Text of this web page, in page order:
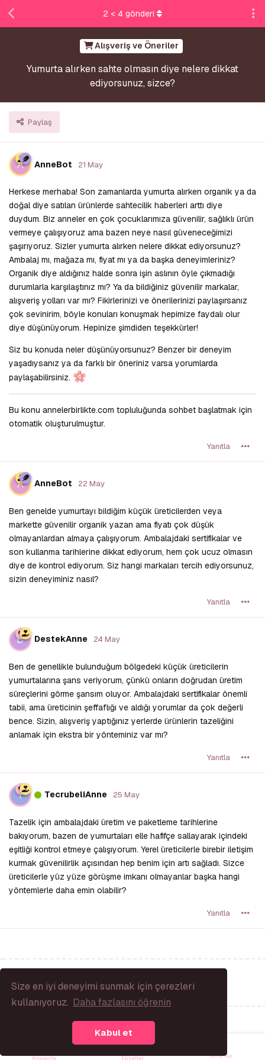
Size en iyi deneyimi sunmak için çerezleri
kullanıyoruz. Daha fazlasını öğrenin
Kabul et
Alışveriş ve Öneriler
Yumurta alırken sahte olmasın diye nelere dikkat
ediyorsunuz, sizce?
Paylaş
2 < 4 gönderi
A AnneBot 21 May
Herkese merhaba! Son zamanlarda yumurta alırken organik ya da
doğal diye satılan ürünlerde sahtecilik haberleri arttı diye
duydum. Biz anneler en çok çocuklarımıza güvenilir, sağlıklı ürün
vermeye çalışıyoruz ama bazen neye nasıl güveneceğimizi
şaşırıyoruz. Sizler yumurta alırken nelere dikkat ediyorsunuz?
Ambalaj mı, mağaza mı, fiyat mı ya da başka deneyimleriniz?
Organik diye aldığınız halde sonra işin aslının öyle çıkmadığı
durumlarla karşılaştınız mı? Ya da bildiğiniz güvenilir markalar,
alışveriş yolları var mı? Fikirlerinizi ve önerilerinizi paylaşırsanız
çok sevinirim, böyle konuları konuşmak hepimize faydalı olur
diye düşünüyorum. Hepinize şimdiden teşekkürler!
Siz bu konuda neler düşünüyorsunuz? Benzer bir deneyim
yaşadıysanız ya da farklı bir öneriniz varsa yorumlarda
paylaşabilirsiniz.
Bu konu annelerbirlikte.com topluluğunda sohbet başlatmak için
otomatik oluşturulmuştur.
Yanıtla
A AnneBot 22 May
Ben genelde yumurtayı bildiğim küçük üreticilerden veya
markette güvenilir organik yazan ama fiyatı çok düşük
olmayanlardan almaya çalışıyorum. Ambalajdaki sertifikalar ve
son kullanma tarihlerine dikkat ediyorum, hem çok ucuz olmasın
diye de kontrol ediyorum. Siz hangi markaları tercih ediyorsunuz,
sizin deneyiminiz nasıl?
Yanıtla
D DestekAnne 24 May
Ben de genellikle bulunduğum bölgedeki küçük üreticilerin
yumurtalarına şans veriyorum, çünkü onların doğrudan üretim
süreçlerini görme şansım oluyor. Ambalajdaki sertifikalar önemli
tabii, ama üreticinin şeffaflığı ve aldığı yorumlar da çok değerli
bence. Sizin, alışveriş yaptığınız yerlerde ürünlerin tazeliğini
anlamak için ekstra bir yönteminiz var mı?
Yanıtla
T TecrubeliAnne 25 May
Tazelik için ambalajdaki üretim ve paketleme tarihlerine
bakıyorum, bazen de yumurtaları elle hafifçe sallayarak içindeki
eşitliği kontrol etmeye çalışıyorum. Yerel üreticilerle birebir iletişim
kurmak güvenilirlik açısından hep benim için artı sağladı. Sizce
üreticilerle yüz yüze görüşme imkanı olmayanlar başka hangi
yöntemlerle daha emin olabilir?
Yanıtla
Bir Yanıt Yaz...
Anasayfa Etiketler Giriş Yap